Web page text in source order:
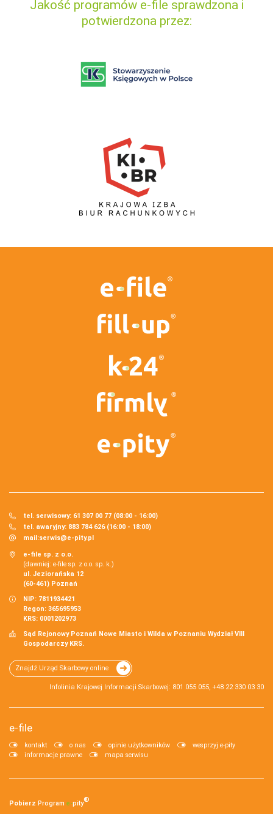
Jakość programów e-file sprawdzona i
potwierdzona przez:
tel. serwisowy: 61 307 00 77 (08:00 - 16:00)
tel. awaryjny: 883 784 626 (16:00 - 18:00)
mail:serwis@e-pity.pl
e-file sp. z o.o.
(dawniej: e-file sp. z o.o. sp. k.)
ul. Jeziorańska 12
(60-461) Poznań
NIP: 7811934421
Regon: 365695953
KRS: 0001202973
Sąd Rejonowy Poznań Nowe Miasto i Wilda w Poznaniu Wydział VIII
Gospodarczy KRS.
Znajdź Urząd Skarbowy online
Infolinia Krajowej Informacji Skarbowej: 801 055 055, +48 22 330 03 30
e-file
kontakt o nas opinie użytkowników
wesprzyj e-pity
informacje prawne
mapa serwisu
Pobierz Program e‑pity®